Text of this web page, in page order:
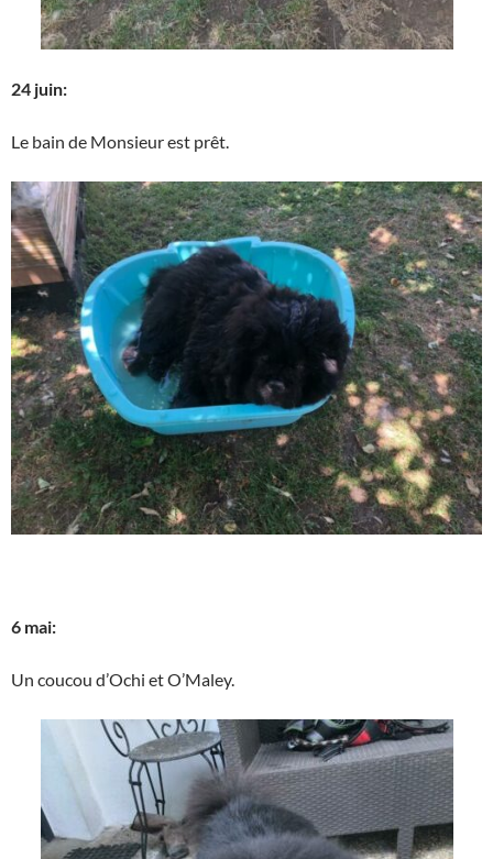
24 juin:
Le bain de Monsieur est prêt.
6 mai:
Un coucou d’Ochi et O’Maley.